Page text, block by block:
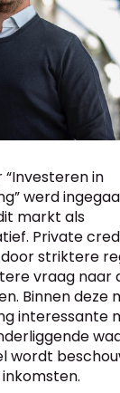
in
werd
markt als
Private
striktere
vraag naar
Binnen deze
interessante
wordt